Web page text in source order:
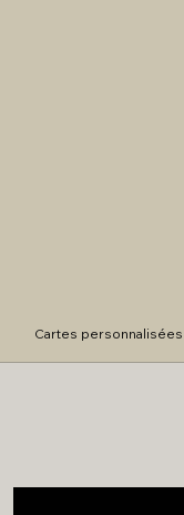
Cartes personnalisées